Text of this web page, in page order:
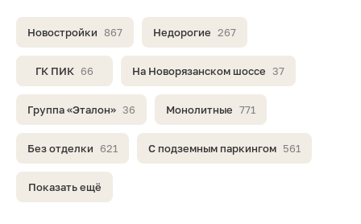
Новостройки 867 Недорогие 267
ГК ПИК 66 На Новорязанском шоссе 37
Группа «Эталон» 36 Монолитные 771
Без отделки 621 С подземным паркингом 561
Показать ещё